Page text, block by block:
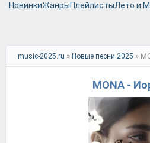
НовинкиЖанрыПлейлистыЛето и
music-2025.ru » Новые песни 2025 »
MONA -